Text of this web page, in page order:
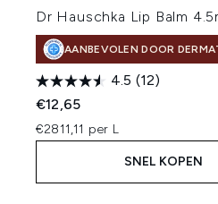
Dr Hauschka Lip Balm
AANBEVOLEN DOOR
4.5 (12)
€12,65
€2811,11 per L
SNEL KOPEN